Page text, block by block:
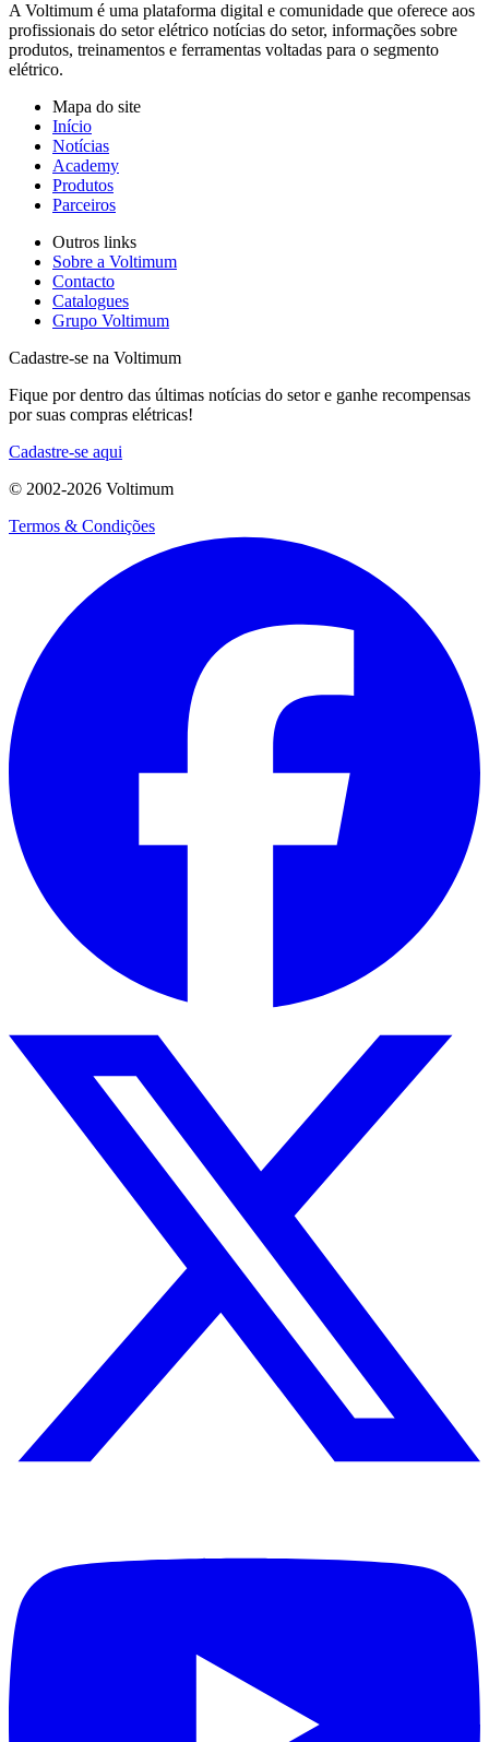
A Voltimum é uma plataforma digital e comunidade que oferece aos
profissionais do setor elétrico notícias do setor, informações sobre
produtos, treinamentos e ferramentas voltadas para o segmento
elétrico.
Mapa do site
Início
Notícias
Academy
Produtos
Parceiros
Outros links
Sobre a Voltimum
Contacto
Catalogues
Grupo Voltimum
Cadastre-se na Voltimum
Fique por dentro das últimas notícias do setor e ganhe recompensas
por suas compras elétricas!
Cadastre-se aqui
© 2002-2026 Voltimum
Termos & Condições